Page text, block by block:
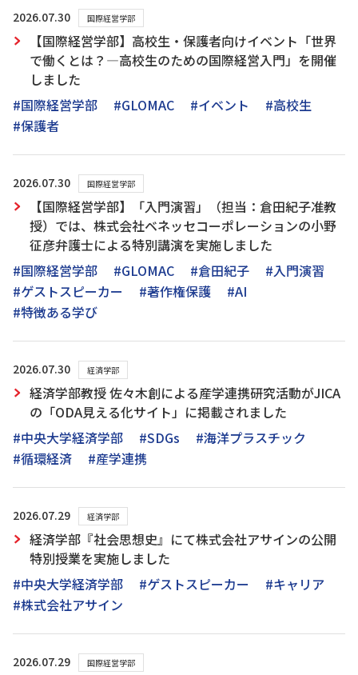
2026.07.30 国際経営学部
【国際経営学部】高校生・保護者向けイベント「世界
で働くとは？―高校生のための国際経営入門」を開催
しました
#国際経営学部
#GLOMAC #イベント
#高校生
#保護者
2026.07.30 国際経営学部
【国際経営学部】「入門演習」（担当：倉田紀子准教
授）では、株式会社ベネッセコーポレーションの小野
征彦弁護士による特別講演を実施しました
#国際経営学部
#GLOMAC #倉田紀子
#入門演習
#ゲストスピーカー
#著作権保護
#AI
#特徴ある学び
2026.07.30 経済学部
経済学部教授 佐々木創による産学連携研究活動がJICA
の「ODA見える化サイト」に掲載されました
#中央大学経済学部
#SDGs
#海洋プラスチック
#循環経済
#産学連携
2026.07.29 経済学部
経済学部『社会思想史』にて株式会社アサインの公開
特別授業を実施しました
#中央大学経済学部
#ゲストスピーカー
#キャリア
#株式会社アサイン
2026.07.29 国際経営学部